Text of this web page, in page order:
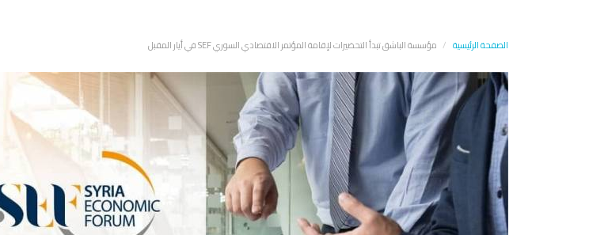
الصفحة الرئيسية مؤسسة الباشق تبدأ التحضيرات لإقامة المؤتمر الاقتصادي السوري SEF في أيار المقبل